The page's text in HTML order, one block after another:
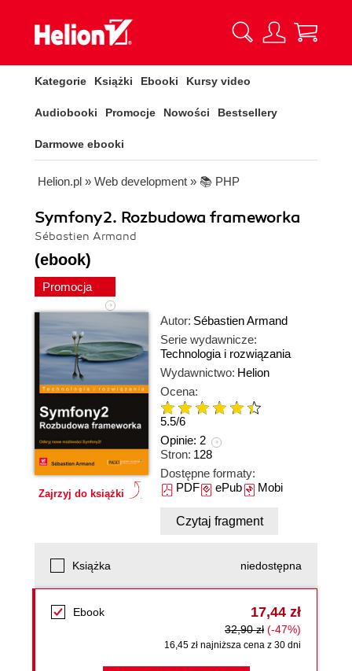
Kategorie Książki Ebooki Kursy video
Audiobooki Promocje Nowości Bestsellery
Darmowe ebooki
Helion.pl » Web development » 📚 PHP
Symfony2. Rozbudowa frameworka
Sébastien Armand
(ebook)
Promocja
Zajrzyj do książki
Autor: Sébastien Armand
Serie wydawnicze:
Technologia i rozwiązania
Wydawnictwo: Helion
Ocena:
5.5/6
Opinie: 2
Stron: 128
Dostępne formaty:
PDFePubMobi
Czytaj fragment
Książka niedostępna
Ebook 17,44 zł
32,90 zł (-47%)
16,45 zł najniższa cena z 30 dni